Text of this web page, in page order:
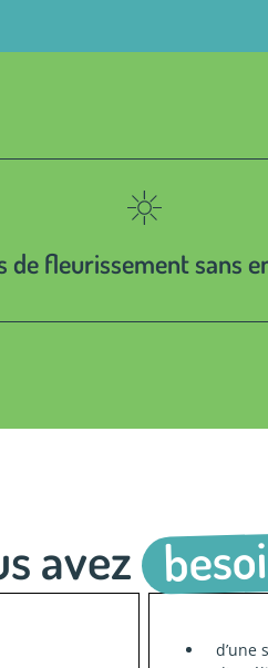
de fleurissement sans
avez
d’une